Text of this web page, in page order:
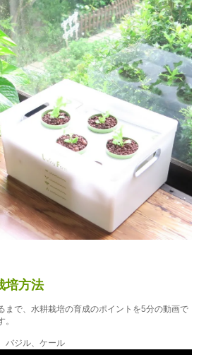
培方法
まで、水耕栽培の育成のポイントを5分の動画で
バジル、ケール